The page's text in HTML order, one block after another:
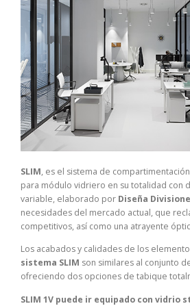
SLIM, es el sistema de
para módulo vidriero en su totalidad con
variable, elaborado por Diseña
necesidades del mercado actual, que
competitivos, así como una atrayente
Los acabados y calidades de los
sistema SLIM son similares al conjunto
ofreciendo dos opciones de tabique
SLIM 1V puede ir equipado con vidrio